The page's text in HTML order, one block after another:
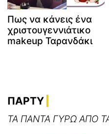
Πως να κάνεις ένα
χριστουγεννιάτικο
makeup Ταρανδάκι
ΠΑΡΤΥ
ΤΑ ΠΑΝΤΑ ΓΥΡΩ ΑΠΟ